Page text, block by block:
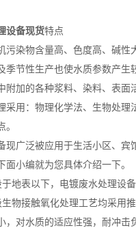
设备现货特点
污染物含量高、色度高、碱性
季节性生产也使水质参数产
附加的各种浆料、染料、表面
采用：物理化学法、生物处
现广泛被应用于生活小区、
面小编就为您具体介绍一下。
表以下，电镀废水处理设备
接触氧化处理工艺均采用推
，对水质的适应性强，耐冲